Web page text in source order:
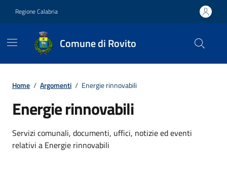
Regione Calabria
Comune di Rovito
Home / Argomenti / Energie rinnovabili
Energie rinnovabili
Dettagli dell'argomento
Servizi comunali, documenti, uffici, notizie ed eventi
relativi a Energie rinnovabili